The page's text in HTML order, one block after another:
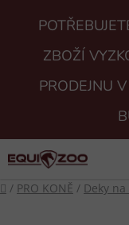
ZBOŽÍ
PRODEJNU
Domů
/ PRO KONĚ / Deky na